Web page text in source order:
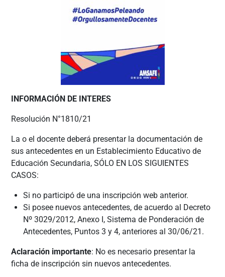
INFORMACIÓN DE INTERES
Resolución N°1810/21
La o el docente deberá presentar la documentación de
sus antecedentes en un Establecimiento Educativo de
Educación Secundaria, SÓLO EN LOS SIGUIENTES
CASOS:
Si no participó de una inscripción web anterior.
Si posee nuevos antecedentes, de acuerdo al Decreto
Nº 3029/2012, Anexo I, Sistema de Ponderación de
Antecedentes, Puntos 3 y 4, anteriores al 30/06/21.
Aclaración importante: No es necesario presentar la
ficha de inscripción sin nuevos antecedentes.